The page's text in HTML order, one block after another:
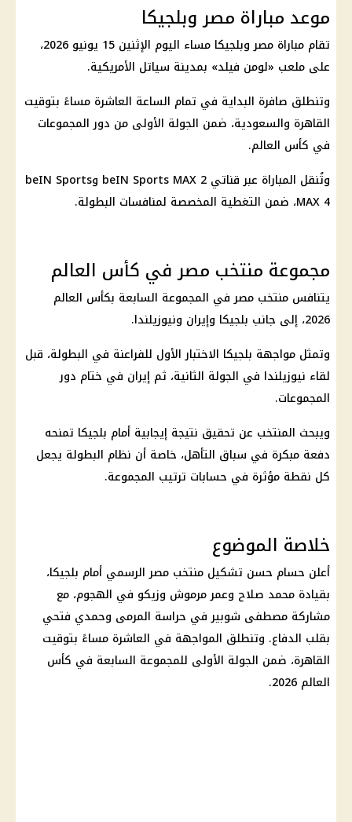
موعد مباراة مصر وبلجيكا
تقام مباراة مصر وبلجيكا
مساء اليوم الإثنين 15 يونيو 2026،
على ملعب «لومن فيلد» بمدينة سياتل الأمريكية.
وتنطلق صافرة البداية في تمام الساعة العاشرة مساءً بتوقيت
القاهرة والسعودية، ضمن الجولة الأولى من دور المجموعات
في كأس العالم.
وتُنقل المباراة عبر قناتي beIN Sports MAX 2 وbeIN Sports
MAX 4، ضمن التغطية المخصصة لمنافسات البطولة.
مجموعة منتخب مصر في كأس العالم
يتنافس منتخب مصرفي المجموعة السابعة بكأس العالم
2026، إلى جانب بلجيكا وإيران ونيوزيلندا.
وتمثل مواجهة بلجيكا الاختبار الأول للفراعنة في البطولة، قبل
لقاء نيوزيلندا في الجولة الثانية، ثم إيران في ختام دور
المجموعات.
ويبحث المنتخب عن تحقيق نتيجة إيجابية أمام بلجيكا تمنحه
دفعة مبكرة في سباق التأهل، خاصة أن نظام البطولة يجعل
كل نقطة مؤثرة في حسابات ترتيب المجموعة.
خلاصة الموضوع
أعلن حسام حسن تشكيل منتخب مصر الرسمي أمام بلجيكا،
بقيادة محمد صلاح وعمر مرموش وزيكو في الهجوم، مع
مشاركة مصطفى شوبير في حراسة المرمى وحمدي فتحي
بقلب الدفاع. وتنطلق المواجهة في العاشرة مساءً بتوقيت
القاهرة، ضمن الجولة الأولى للمجموعة السابعة في كأس
العالم 2026
.